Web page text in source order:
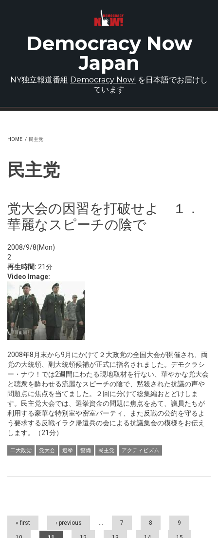
Democracy Now
Japan
NY独立報道番組 Democracy Now! を日本語でお届けし
ています
HOME / 民主党
民主党
党大会の因習を打破せよ １．
華麗なスピーチの陰で
2008/9/8(Mon)
2
再生時間: 21分
Video Image:
2008年8月末から9月にかけて２大政党の全国大会が開催され、両
党の大統領、副大統領候補が正式に指名されました。デモクラシ
ー・ナウ！では2週間にわたる現地取材を行ない、華やかな党大会
と聴衆を酔わせる流麗なスピーチの陰で、黙殺された抗議の声や
問題点に焦点を当てました。２回に分けて総集編おとどけしま
す。民主党大会では、選挙資金の問題に焦点をあて、議員たちが
利用する豪華な特別室や密室パーティ、また反戦の公約を守るよ
う要求する反戦イラク帰還兵の会による抗議集会の模様をお伝え
します。（21分）
二大政党 党大会 選挙 警備 民主党 アクティビズム
Pages
« first ‹ previous … 7 8 9